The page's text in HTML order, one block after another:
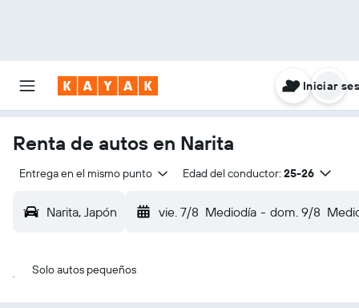
Iniciar
Renta de autos en Narita
Entrega en el mismo punto Edad del conductor: 25-26
Narita, Japón vie. 7/8 Mediodía - dom. 9/8
Solo autos pequeños